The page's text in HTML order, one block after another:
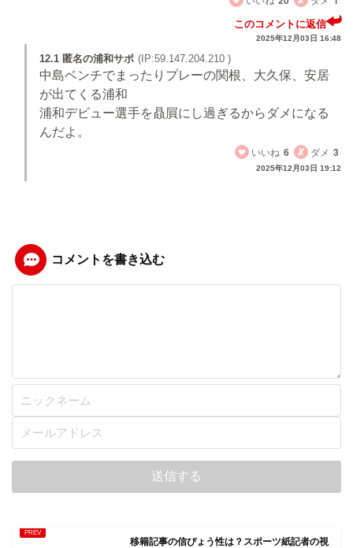
このコメントに返信
2025年12月03日 16:48
12.1 匿名の浦和サポ (IP:59.147.204.210 )
中島ベンチでまったりプレーの関根、大久保、安居
が出てくる浦和
浦和デビュー選手を贔屓にし過ぎるからダメになる
んだよ。
いいね 6 ダメ 3
2025年12月03日 19:12
コメントを書き込む
移籍記事の信ぴょう性は？スポーツ紙記者の視